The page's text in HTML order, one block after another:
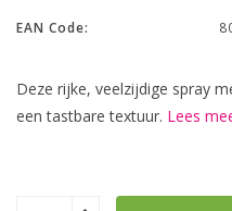
EAN Code:
Deze rijke, veelzijdige spray
een tastbare textuur. Lees